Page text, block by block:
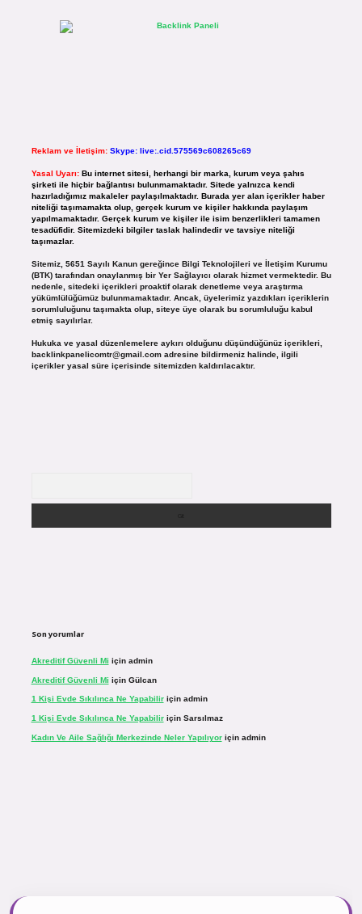
Reklam ve İletişim: Skype: live:.cid.575569c608265c69
Yasal Uyarı: Bu internet sitesi, herhangi bir marka, kurum veya şahıs
şirketi ile hiçbir bağlantısı bulunmamaktadır. Sitede yalnızca kendi
hazırladığımız makaleler paylaşılmaktadır. Burada yer alan içerikler haber
niteliği taşımamakta olup, gerçek kurum ve kişiler hakkında paylaşım
yapılmamaktadır. Gerçek kurum ve kişiler ile isim benzerlikleri tamamen
tesadüfidir. Sitemizdeki bilgiler taslak halindedir ve tavsiye niteliği
taşımazlar.
Sitemiz, 5651 Sayılı Kanun gereğince Bilgi Teknolojileri ve İletişim Kurumu
(BTK) tarafından onaylanmış bir Yer Sağlayıcı olarak hizmet vermektedir. Bu
nedenle, sitedeki içerikleri proaktif olarak denetleme veya araştırma
yükümlülüğümüz bulunmamaktadır. Ancak, üyelerimiz yazdıkları içeriklerin
sorumluluğunu taşımakta olup, siteye üye olarak bu sorumluluğu kabul
etmiş sayılırlar.
Hukuka ve yasal düzenlemelere aykırı olduğunu düşündüğünüz içerikleri,
backlinkpanelicomtr@gmail.comadresine bildirmeniz halinde, ilgili
içerikler yasal süre içerisinde sitemizden kaldırılacaktır.
Son yorumlar
Akreditif Güvenli Mi için admin
Akreditif Güvenli Mi için Gülcan
1 Kişi Evde Sıkılınca Ne Yapabiliriçin admin
1 Kişi Evde Sıkılınca Ne Yapabiliriçin Sarsılmaz
Kadın Ve Aile Sağlığı Merkezinde Neler Yapılıyoriçin admin